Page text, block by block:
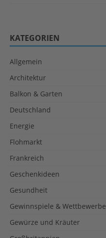
KATEGORIEN
Allgemein
Architektur
Balkon & Garten
Deutschland
Energie
Flohmarkt
Frankreich
Geschenkideen
Gesundheit
Gewinnspiele & Wettbewerbe
Gewürze und Kräuter